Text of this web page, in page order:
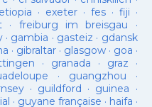
etiopia · exeter· fes· fiji ·
· freiburg im breisgau ·
· gambia · gasteiz · gdansk
· gibraltar· glasgow· goa ·
· granada · graz ·
· guangzhou ·
· guildford · guinea ·
· guyane française · haifa ·